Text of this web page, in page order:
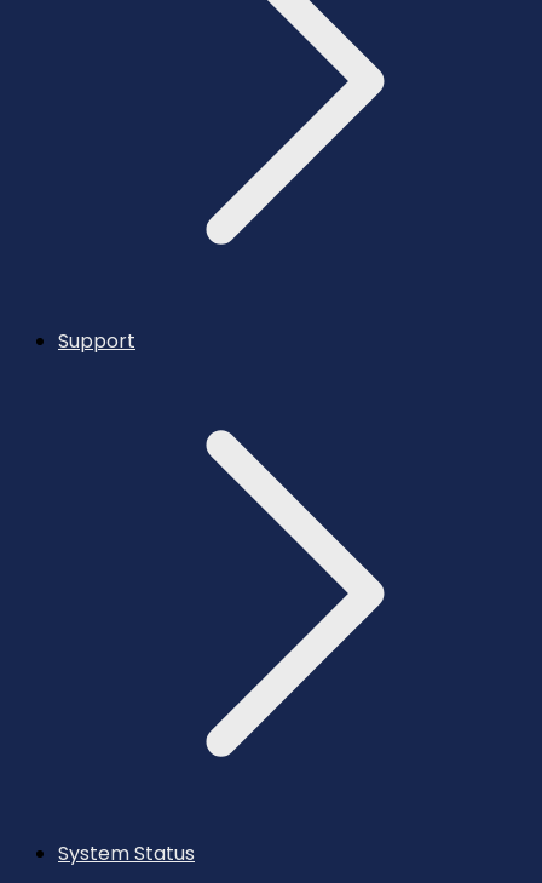
Support
System Status